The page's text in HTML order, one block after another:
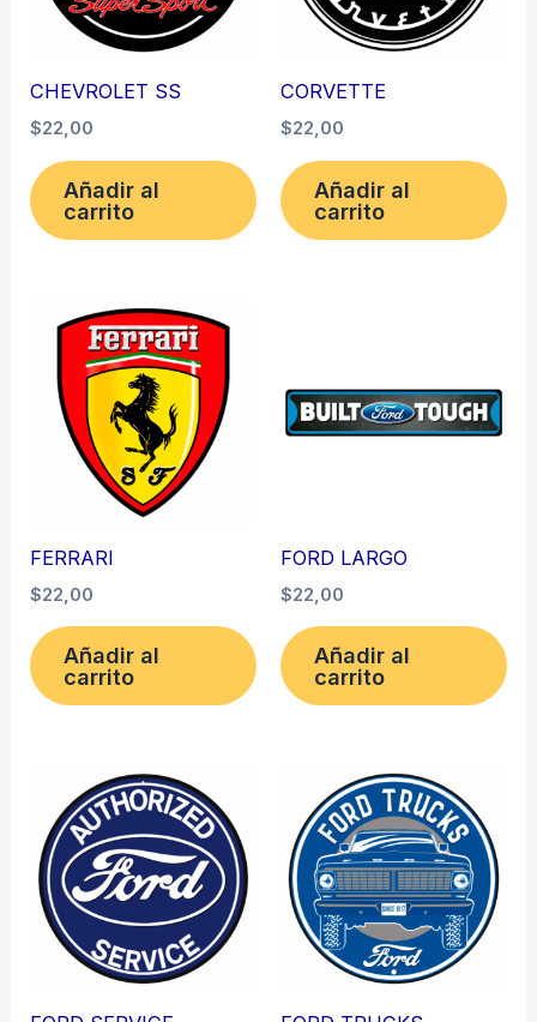
CHEVROLET SS
$22,00
Añadir al
carrito
CORVETTE
$22,00
Añadir al
carrito
FERRARI
$22,00
Añadir al
carrito
FORD LARGO
$22,00
Añadir al
carrito